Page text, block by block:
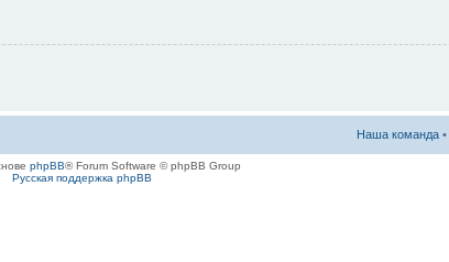
Наша команда •
phpBB® Forum Software © phpBB Group
Русская поддержка phpBB